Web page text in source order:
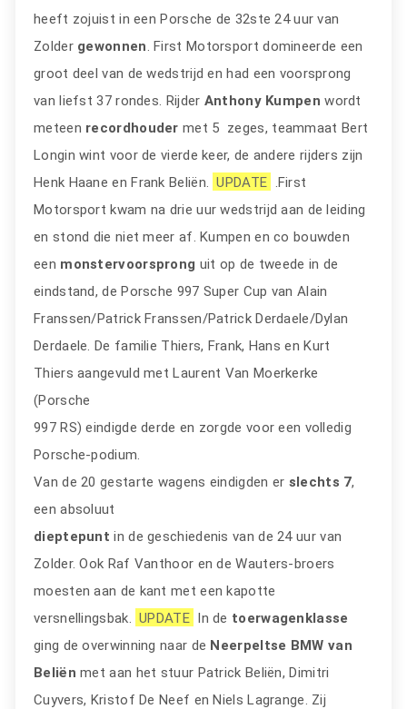
heeft zojuist in een Porsche de 32ste 24 uur van
Zolder gewonnen. First Motorsport domineerde een
groot deel van de wedstrijd en had een voorsprong
van liefst 37 rondes. Rijder Anthony Kumpenwordt
meteen recordhouder met 5 zeges, teammaat Bert
Longin wint voor de vierde keer, de andere rijders zijn
Henk Haane en Frank Beliën. UPDATE .First
Motorsport kwam na drie uur wedstrijd aan de leiding
en stond die niet meer af. Kumpen en co bouwden
een monstervoorsprong uit op de tweede in de
eindstand, de Porsche 997 Super Cup van Alain
Franssen/Patrick Franssen/Patrick Derdaele/Dylan
Derdaele. De familie Thiers, Frank, Hans en Kurt
Thiers aangevuld met Laurent Van Moerkerke
(Porsche
997 RS) eindigde derde en zorgde voor een volledig
Porsche-podium.
Van de 20 gestarte wagens eindigden er slechts 7,
een absoluut
dieptepuntin de geschiedenis van de 24 uur van
Zolder. Ook Raf Vanthoor en de Wauters-broers
moesten aan de kant met een kapotte
versnellingsbak. UPDATE In de toerwagenklasse
ging de overwinning naar de Neerpeltse BMW van
Beliënmet aan het stuur Patrick Beliën, Dimitri
Cuyvers, Kristof De Neef en Niels Lagrange. Zij